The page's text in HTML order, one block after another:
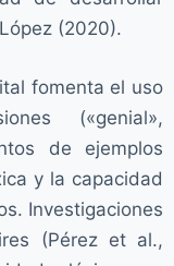
(2020).
fomenta el uso
(«genial»,
de ejemplos
y la capacidad
Investigaciones
(Pérez et al.,